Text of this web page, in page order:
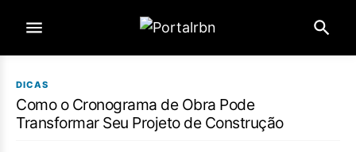
DICAS
Como o Cronograma de Obra Pode
Transformar Seu Projeto de Construção